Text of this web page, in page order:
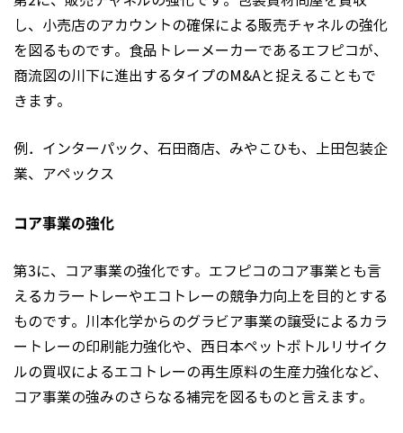
し、小売店のアカウントの確保による販売チャネルの強化
を図るものです。食品トレーメーカーであるエフピコが、
商流図の川下に進出するタイプのM&Aと捉えることもで
きます。
例．インターパック、石田商店、みやこひも、上田包装企
業、アペックス
コア事業の強化
第3に、コア事業の強化です。エフピコのコア事業とも言
えるカラートレーやエコトレーの競争力向上を目的とする
ものです。川本化学からのグラビア事業の譲受によるカラ
ートレーの印刷能力強化や、西日本ペットボトルリサイク
ルの買収によるエコトレーの再生原料の生産力強化など、
コア事業の強みのさらなる補完を図るものと言えます。